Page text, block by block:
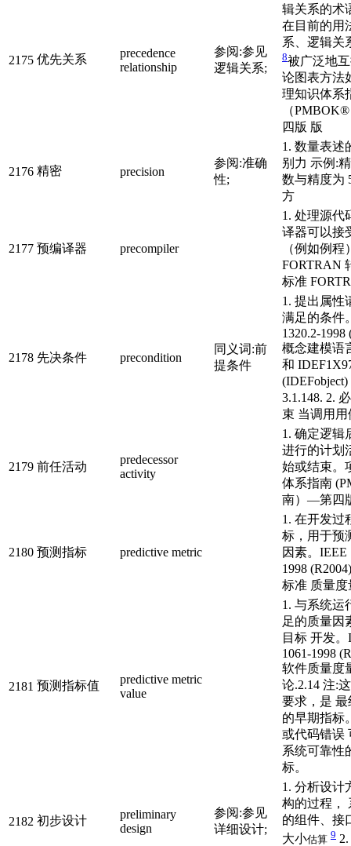
2175 优先关系
precedence
relationship
参阅:参见
逻辑关系;
辑关系的术
在目前的用
系、逻辑关
8被广泛地
论图表方法
理知识体系
（
四版 版
2176 精密 precision
参阅:准确
性;
1. 数量表述
别力 示例:
数与精度为
方
2177 预编译器 precompiler
1. 处理源代
译器可以接
（例如例
FORTRAN
标准
2178 先决条件 precondition
同义词:前
提条件
1. 提出属性
满足的条件
1320.2-1998
概念建模语
和
3.1.148. 2.
束 当调用用
2179 前任活动
predecessor
activity
1. 确定逻辑
进行的计划
始或结束。
体系指南
南）—第四
2180 预测指标 predictive metric
1. 在开发过
标，用于预
因素。IEEE
1998
标准 质量度
2181 预测指标值
predictive metric
value
1. 与系统运
足的质量因
目标 开发。
1061-1998
软件质量度
论.2.14 注:
要求，是
的早期指标
或代码错误
系统可靠性
标。
2182 初步设计
preliminary
design
参阅:参见
详细设计;
1. 分析设计
构的过程，
的组件、接
大小估算 9